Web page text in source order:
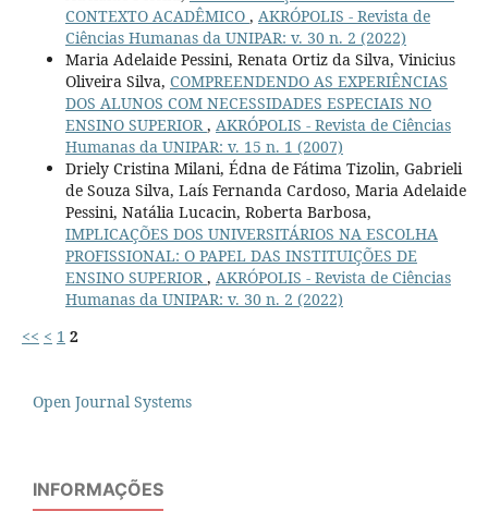
CONTEXTO ACADÊMICO , AKRÓPOLIS - Revista de
Ciências Humanas da UNIPAR: v. 30 n. 2 (2022)
Maria Adelaide Pessini, Renata Ortiz da Silva, Vinicius
Oliveira Silva, COMPREENDENDO AS EXPERIÊNCIAS
DOS ALUNOS COM NECESSIDADES ESPECIAIS NO
ENSINO SUPERIOR , AKRÓPOLIS - Revista de Ciências
Humanas da UNIPAR: v. 15 n. 1 (2007)
Driely Cristina Milani, Édna de Fátima Tizolin, Gabrieli
de Souza Silva, Laís Fernanda Cardoso, Maria Adelaide
Pessini, Natália Lucacin, Roberta Barbosa,
IMPLICAÇÕES DOS UNIVERSITÁRIOS NA ESCOLHA
PROFISSIONAL: O PAPEL DAS INSTITUIÇÕES DE
ENSINO SUPERIOR , AKRÓPOLIS - Revista de Ciências
Humanas da UNIPAR: v. 30 n. 2 (2022)
<< < 1 2
Open Journal Systems
INFORMAÇÕES